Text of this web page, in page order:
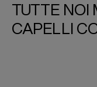
TUTTE NOI
CAPELLI